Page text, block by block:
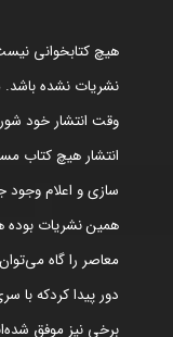
هیچ کتابخوانی
نشریات نشده باشد.
وقت انتشار خود
انتشار هیچ کتاب
سازی و اعلام وجود
همین نشریات بوده
معاصر را گاه
دور پیدا کردکه با
برخی نیز موفق